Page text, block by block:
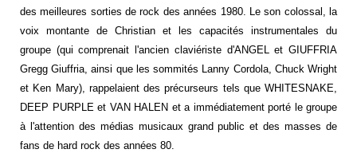
des meilleures sorties de rock des années 1980. Le son colossal, la
voix montante de Christian et les capacités instrumentales du
groupe (qui comprenait l'ancien claviériste d'ANGEL et GIUFFRIA
Gregg Giuffria, ainsi que les sommités Lanny Cordola, Chuck Wright
et Ken Mary), rappelaient des précurseurs tels que WHITESNAKE,
DEEP PURPLE et VAN HALEN et a immédiatement porté le groupe
à l'attention des médias musicaux grand public et des masses de
fans de hard rock des années 80.